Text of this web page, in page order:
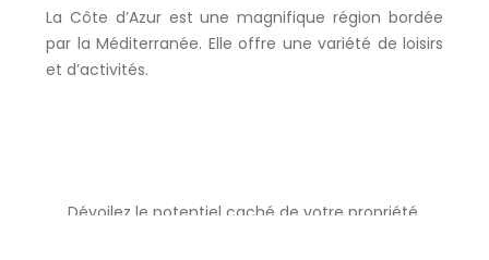
La Côte d’Azur est une magnifique région bordée
par la Méditerranée. Elle offre une variété de loisirs
et d’activités.
Dévoilez le potentiel caché de votre propriété.